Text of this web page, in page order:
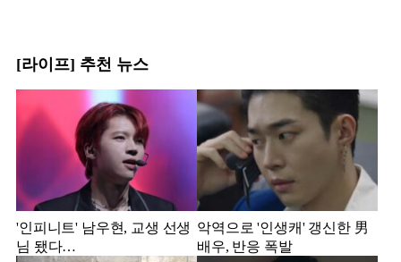
[라이프] 추천 뉴스
'인피니트' 남우현, 교생 선생
님 됐다…
악역으로 '인생캐' 갱신한 男
배우, 반응 폭발